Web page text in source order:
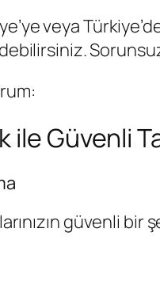
veya
ile Güvenli
güvenli bir